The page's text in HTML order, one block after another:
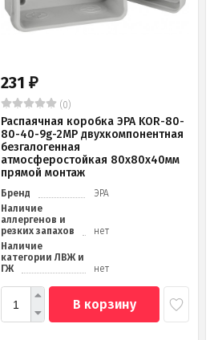
231₽
(0)
Распаячная коробка ЭРА KOR-80-
80-40-9g-2MP двухкомпонентная
безгалогенная
атмосферостойкая 80х80х40мм
прямой монтаж
Бренд
ЭРА
Наличие
аллергенов и
резких запахов
нет
Наличие
категории ЛВЖ и
ГЖ
нет
В корзину